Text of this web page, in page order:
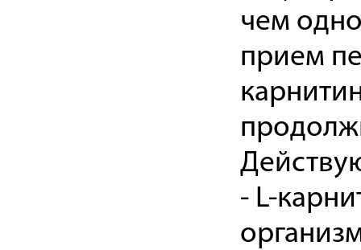
чем
прием
- L-